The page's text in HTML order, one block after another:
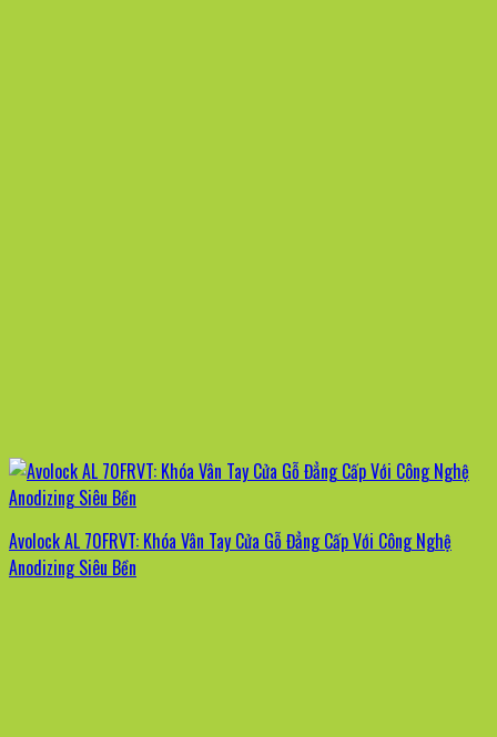
Avolock AL 70FRVT: Khóa Vân Tay Cửa Gỗ Đẳng Cấp Với Công Nghệ
Anodizing Siêu Bền